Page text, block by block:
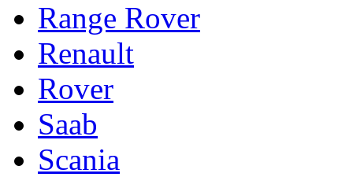
Range Rover
Renault
Rover
Saab
Scania